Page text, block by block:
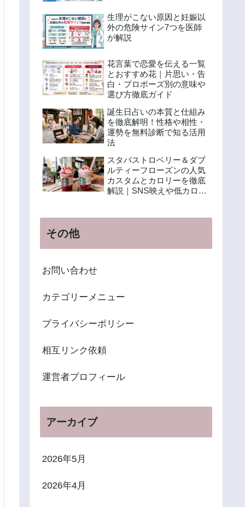
生理がこない原因と妊娠以
外の危険サイン7つを医師
が解説
花言葉で恋愛を伝える一覧
とおすすめ花｜片思い・告
白・プロポーズ別の意味や
選び方徹底ガイド
誕生日占いの本質と仕組み
を徹底解明！性格や相性・
運勢を無料診断で知る活用
法
スタバストロベリー＆ダブ
ルティーフローズンの人気
カスタムとカロリーを徹底
解説｜SNS映えや低カロリ
その他
お問い合わせ
カテゴリーメニュー
プライバシーポリシー
相互リンク依頼
運営者プロフィール
アーカイブ
2026年5月
2026年4月